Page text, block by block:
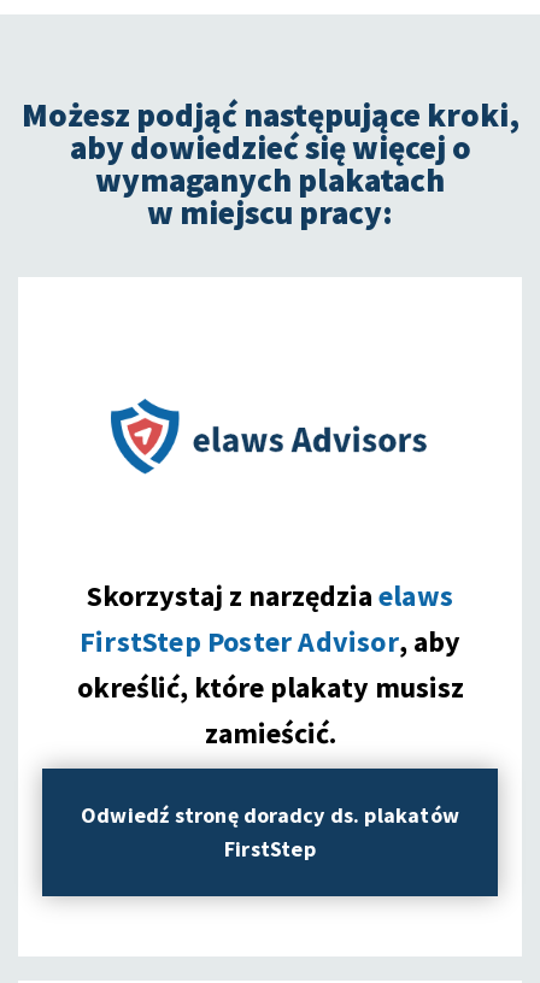
Możesz podjąć następujące kroki,
aby dowiedzieć się więcej o
wymaganych plakatach
w miejscu pracy:
Skorzystaj z narzędziaelaws
FirstStep Poster Advisor, aby
określić, które plakaty musisz
zamieścić.
Odwiedź stronę doradcy ds. plakatów
FirstStep